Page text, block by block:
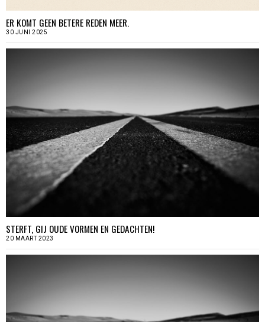
ER KOMT GEEN BETERE REDEN MEER.
30 JUNI 2025
STERFT, GIJ OUDE VORMEN EN GEDACHTEN!
20 MAART 2023